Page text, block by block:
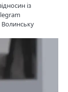
із
Волинську